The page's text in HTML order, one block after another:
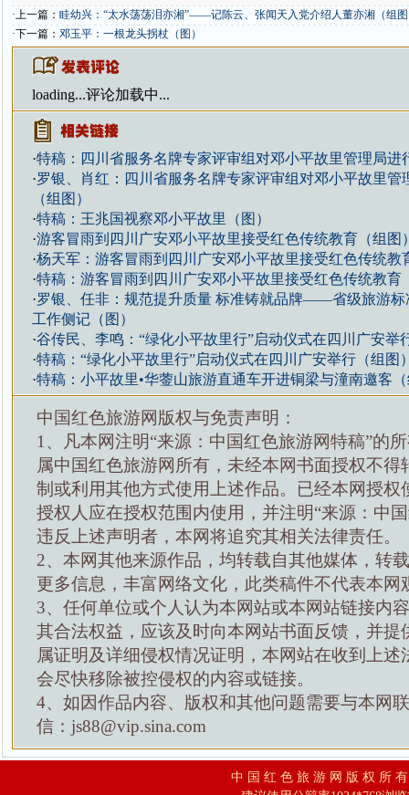
·上一篇： 眭幼兴：“太水荡荡泪亦湘”——记陈云、张闻天入党介绍人董亦湘（组
·下一篇： 邓玉平：一根龙头拐杖（图）
loading...评论加载中...
·特稿：四川省服务名牌专家评审组对邓小平故里管理局进
·罗银、肖红：四川省服务名牌专家评审组对邓小平故里管
（组图）
·特稿：王兆国视察邓小平故里（图）
·游客冒雨到四川广安邓小平故里接受红色传统教育（组图
·杨天军：游客冒雨到四川广安邓小平故里接受红色传统教
·特稿：游客冒雨到四川广安邓小平故里接受红色传统教育
·罗银、任非：规范提升质量 标准铸就品牌——省级旅游标
工作侧记（图）
·谷传民、李鸣：“绿化小平故里行”启动仪式在四川广安举
·特稿：“绿化小平故里行”启动仪式在四川广安举行（组图
·特稿：小平故里•华蓥山旅游直通车开进铜梁与潼南邀客
中国红色旅游网版权与免责声明：
1、凡本网注明“来源：中国红色旅游网特稿”的
属中国红色旅游网所有，未经本网书面授权不得
制或利用其他方式使用上述作品。已经本网授权
授权人应在授权范围内使用，并注明“来源：中
违反上述声明者，本网将追究其相关法律责任。
2、本网其他来源作品，均转载自其他媒体，转
更多信息，丰富网络文化，此类稿件不代表本网
3、任何单位或个人认为本网站或本网站链接内
其合法权益，应该及时向本网站书面反馈，并提
属证明及详细侵权情况证明，本网站在收到上述
会尽快移除被控侵权的内容或链接。
4、如因作品内容、版权和其他问题需要与本网
信：js88@vip.sina.com
中 国 红 色 旅 游 网 版 权 所